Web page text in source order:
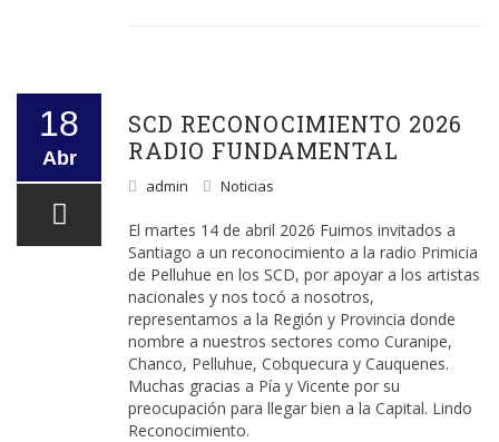
18
Abr
SCD RECONOCIMIENTO 2026
RADIO FUNDAMENTAL
admin Noticias
El martes 14 de abril 2026 Fuimos invitados a
Santiago a un reconocimiento a la radio Primicia
de Pelluhue en los SCD, por apoyar a los artistas
nacionales y nos tocó a nosotros,
representamos a la Región y Provincia donde
nombre a nuestros sectores como Curanipe,
Chanco, Pelluhue, Cobquecura y Cauquenes.
Muchas gracias a Pía y Vicente por su
preocupación para llegar bien a la Capital. Lindo
Reconocimiento.